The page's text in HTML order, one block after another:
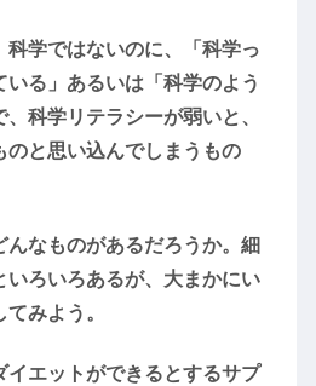
科学ではないのに、「科学っ
いる」あるいは「科学のよう
科学リテラシーが弱いと、
のと思い込んでしまうもの
んなものがあるだろうか。細
いろいろあるが、大まかにい
みよう。
イエットができるとするサプ